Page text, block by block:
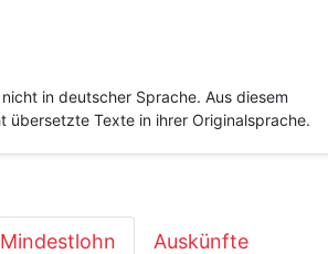
in deutscher Sprache. Aus diesem
übersetzte Texte in ihrer Originalsprache.
Mindestlohn Auskünfte